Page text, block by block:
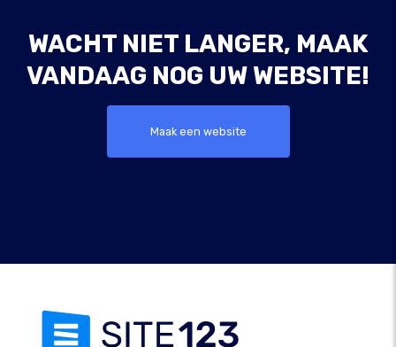
WACHT NIET LANGER, MAAK
VANDAAG NOG UW WEBSITE!
Maak een website